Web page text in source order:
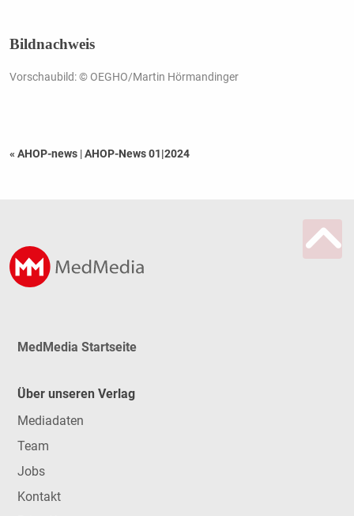
Bildnachweis
Vorschaubild: © OEGHO/Martin Hörmandinger
« AHOP-news |AHOP-News 01|2024
MedMedia Startseite
Über unseren Verlag
Mediadaten
Team
Jobs
Kontakt